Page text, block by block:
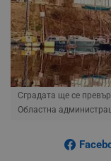
Сградата ще се
Областна